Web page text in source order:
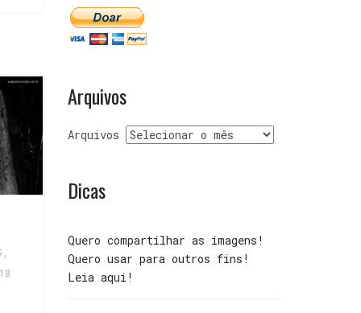
Arquivos
Arquivos
Dicas
Quero compartilhar as imagens!
Quero usar para outros fins!
Leia aqui!